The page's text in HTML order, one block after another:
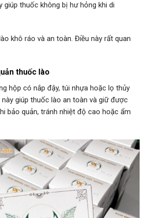
giúp thuốc không bị hư hỏng khi di
khô ráo và an toàn. Điều này rất quan
thuốc lào
hộp có nắp đậy, túi nhựa hoặc lọ thủy
giúp thuốc lào an toàn và giữ được
bảo quản, tránh nhiệt độ cao hoặc ẩm